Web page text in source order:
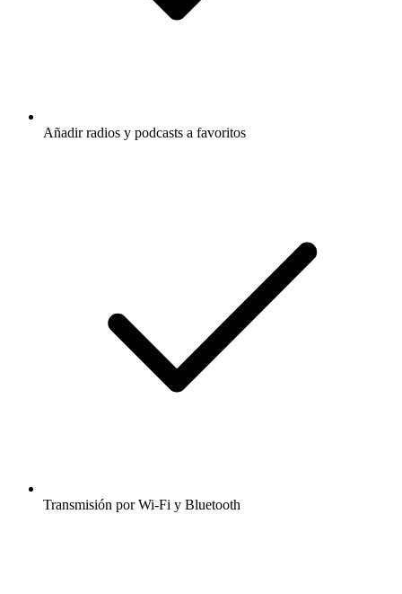
Añadir radios y podcasts a favoritos
Transmisión por Wi-Fi y Bluetooth